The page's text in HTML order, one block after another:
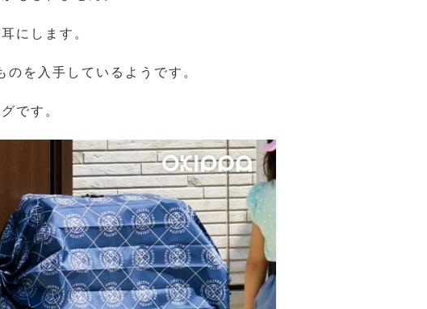
にします。
を入手しているようです。
です。